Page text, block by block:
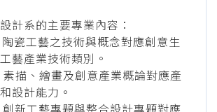
計系的主要專業內容：
瓷工藝之技術與概念對應創意生
藝產業技術類別。
描、繪畫及創意產業概論對應產
設計能力。
新工藝專題與整合設計專題對應